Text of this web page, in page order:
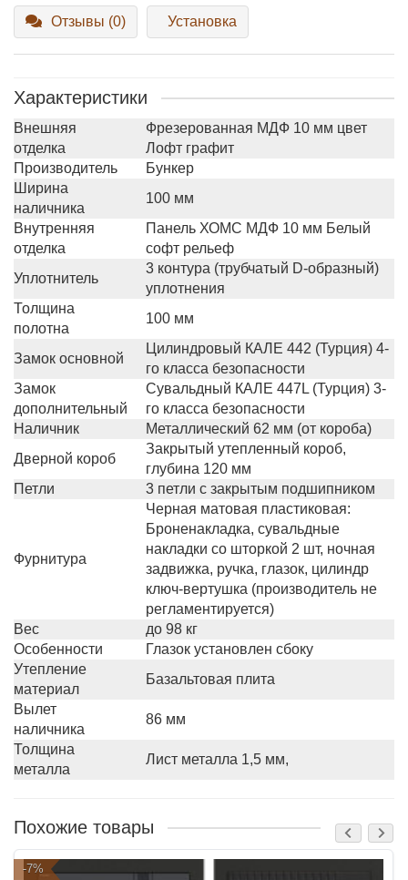
Отзывы (0) Установка
Характеристики
Внешняя
отделка
Фрезерованная МДФ 10 мм цвет
Лофт графит
Производитель
Бункер
Ширина
наличника
100 мм
Внутренняя
отделка
Панель ХОМС МДФ 10 мм Белый
софт рельеф
Уплотнитель
3 контура (трубчатый D-образный)
уплотнения
Толщина
полотна
100 мм
Замок основной
Цилиндровый КАЛЕ 442 (Турция) 4-
го класса безопасности
Замок
дополнительный
Сувальдный КАЛЕ 447L (Турция) 3-
го класса безопасности
Наличник
Металлический 62 мм (от короба)
Дверной короб
Закрытый утепленный короб,
глубина 120 мм
Петли
3 петли с закрытым подшипником
Фурнитура
Черная матовая пластиковая:
Броненакладка, сувальдные
накладки со шторкой 2 шт, ночная
задвижка, ручка, глазок, цилиндр
ключ-вертушка (производитель не
регламентируется)
Вес
до 98 кг
Особенности
Глазок установлен сбоку
Утепление
материал
Базальтовая плита
Вылет
наличника
86 мм
Толщина
металла
Лист металла 1,5 мм,
Похожие товары
-7%